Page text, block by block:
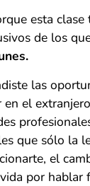
esta clase
de los
las
el
que sólo la
el
por hablar